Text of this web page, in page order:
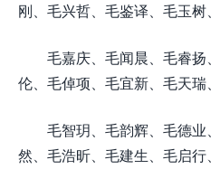
刚、毛兴哲、毛鉴译、毛玉树、
毛嘉庆、毛闻晨、毛睿扬
伦、毛倬项、毛宜新、毛天瑞、
毛智玥、毛韵辉、毛德业
然、毛浩昕、毛建生、毛启行、